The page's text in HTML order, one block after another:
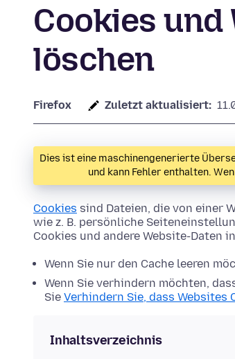
Cookies
löschen
Firefox Zuletzt aktualisiert:
Dies ist eine maschinengenerierte
und kann Fehler enthalten.
Cookies sind Dateien, die von einer
wie z. B. persönliche
Cookies und andere Website-Daten
Wenn Sie nur den Cache leeren
Wenn Sie verhindern möchten,
Sie Verhindern Sie, dass Websites
Inhaltsverzeichnis